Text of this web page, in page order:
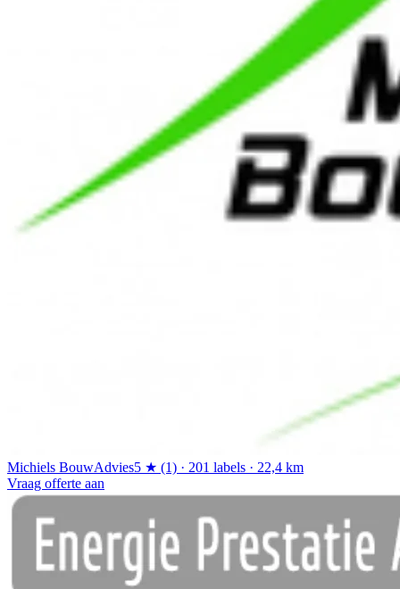
Michiels BouwAdvies5 ★ (1) · 201 labels · 22,4 km
Vraag offerte aan